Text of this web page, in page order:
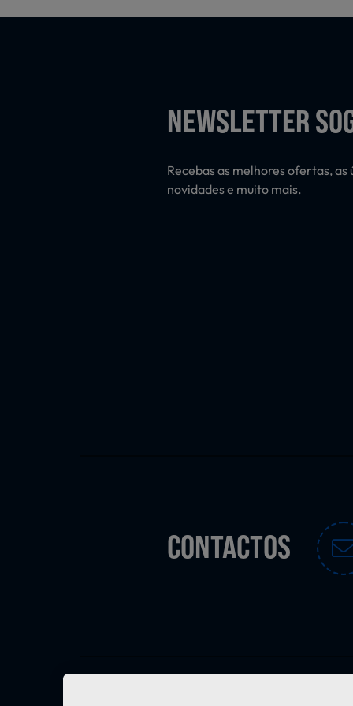
NEWSLETTER
Recebas as melhores ofertas, as
novidades e muito mais.
CONTACTOS